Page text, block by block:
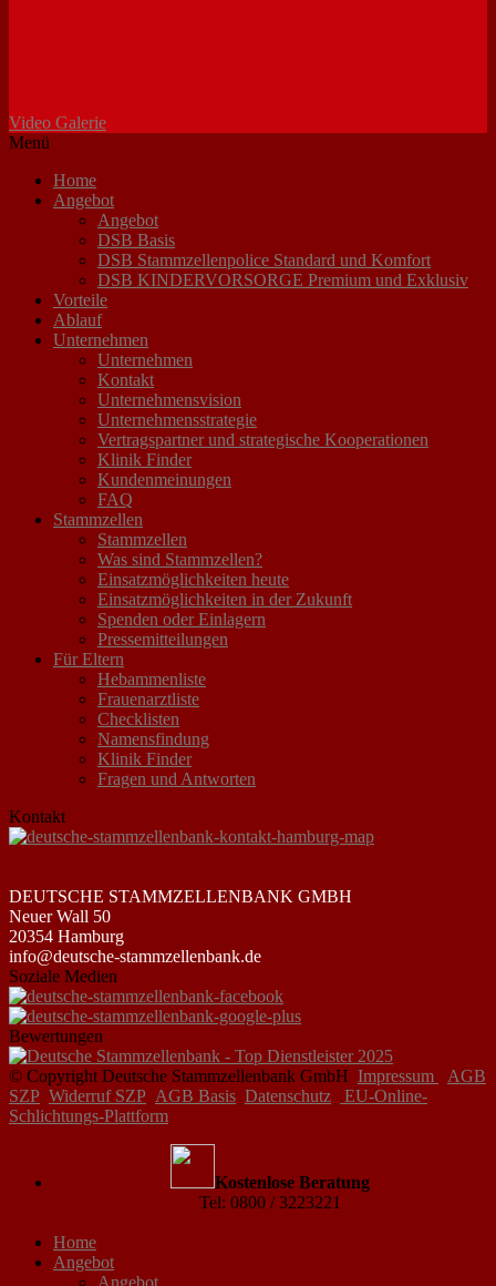
Video Galerie
Menü
Home
Angebot
Angebot
DSB Basis
DSB Stammzellenpolice Standard und Komfort
DSB KINDERVORSORGE Premium und Exklusiv
Vorteile
Ablauf
Unternehmen
Unternehmen
Kontakt
Unternehmensvision
Unternehmensstrategie
Vertragspartner und strategische Kooperationen
Klinik Finder
Kundenmeinungen
FAQ
Stammzellen
Stammzellen
Was sind Stammzellen?
Einsatzmöglichkeiten heute
Einsatzmöglichkeiten in der Zukunft
Spenden oder Einlagern
Pressemitteilungen
Für Eltern
Hebammenliste
Frauenarztliste
Checklisten
Namensfindung
Klinik Finder
Fragen und Antworten
Kontakt
DEUTSCHE STAMMZELLENBANK GMBH
Neuer Wall 50
20354 Hamburg
info@deutsche-stammzellenbank.de
Soziale Medien
Bewertungen
© Copyright Deutsche Stammzellenbank GmbH Impressum
AGB
SZP Widerruf SZP AGB Basis Datenschutz
EU-Online-
Schlichtungs-Plattform
Kostenlose Beratung
Tel: 0800 / 3223221
Home
Angebot
Angebot